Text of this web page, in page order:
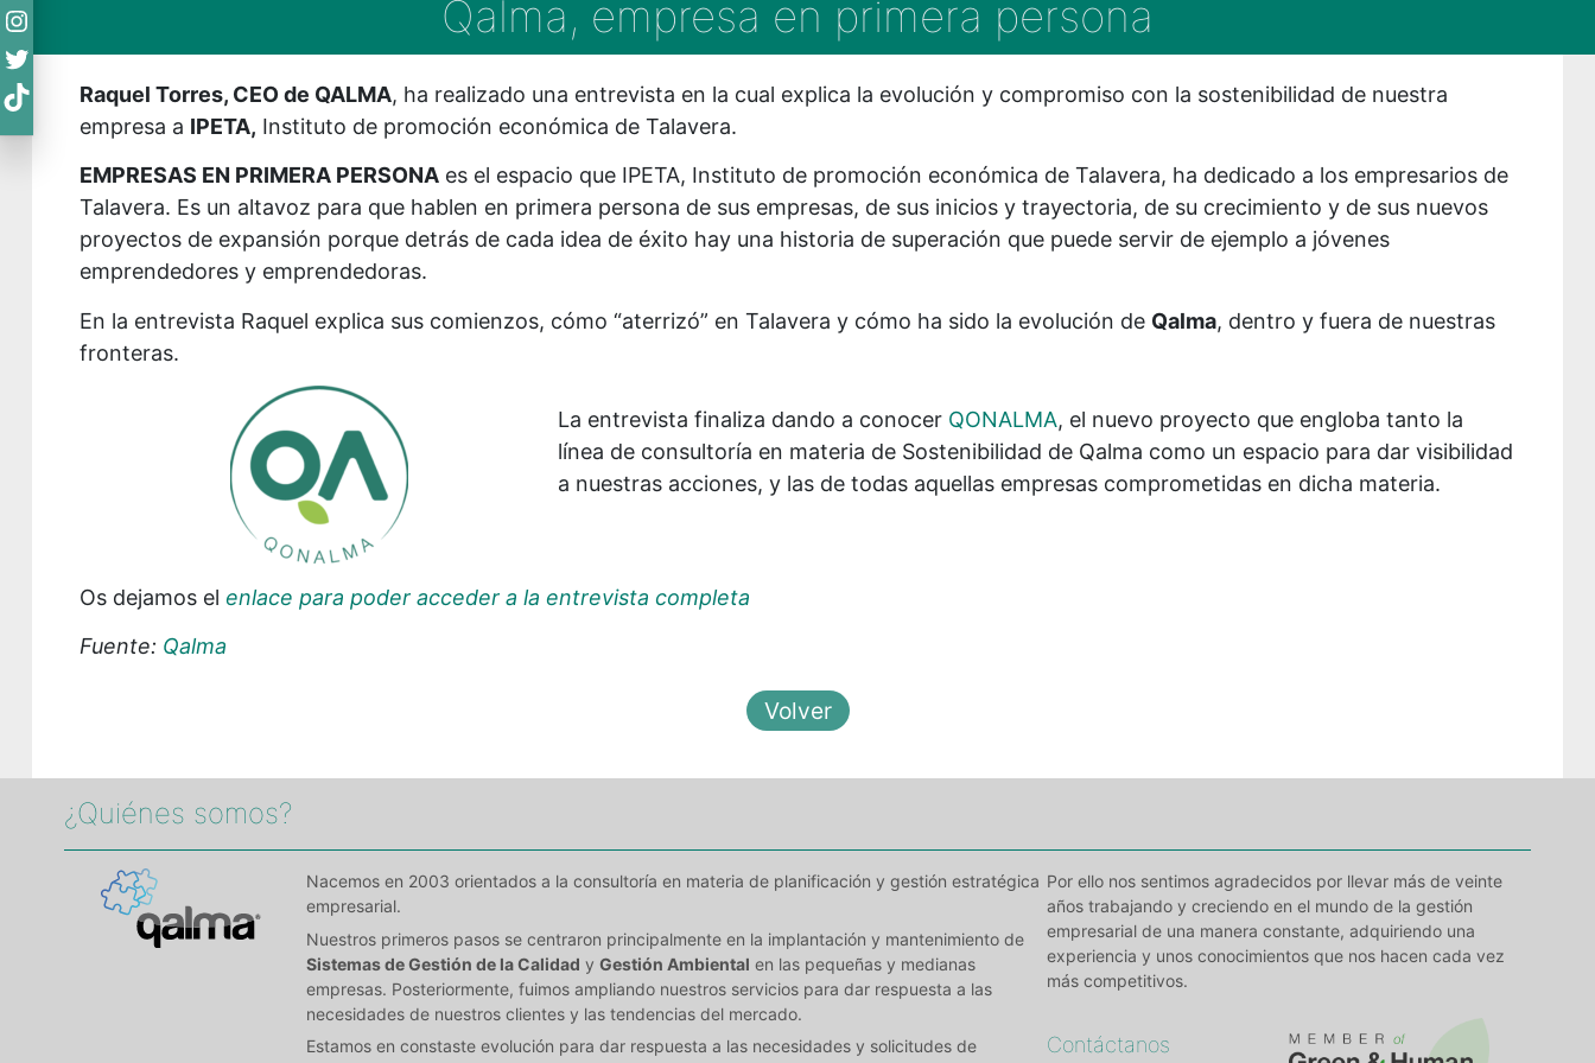
Qalma, empresa en primera persona
Raquel Torres, CEO de QALMA, ha realizado una entrevista en la cual explica la evolución y compromiso con la sostenibilidad de nuestra
empresa a IPETA, Instituto de promoción económica de Talavera.
EMPRESAS EN PRIMERA PERSONA es el espacio que IPETA, Instituto de promoción económica de Talavera, ha dedicado a los empresarios de
Talavera. Es un altavoz para que hablen en primera persona de sus empresas, de sus inicios y trayectoria, de su crecimiento y de sus nuevos
proyectos de expansión porque detrás de cada idea de éxito hay una historia de superación que puede servir de ejemplo a jóvenes
emprendedores y emprendedoras.
En la entrevista Raquel explica sus comienzos, cómo “aterrizó” en Talavera y cómo ha sido la evolución de Qalma, dentro y fuera de nuestras
fronteras.
La entrevista finaliza dando a conocer QONALMA, el nuevo proyecto que engloba tanto la
línea de consultoría en materia de Sostenibilidad de Qalma como un espacio para dar visibilidad
a nuestras acciones, y las de todas aquellas empresas comprometidas en dicha materia.
Os dejamos elenlace para poder acceder a la entrevista completa
Fuente: Qalma
¿Quiénes somos?​
Nacemos en 2003 orientados a la consultoría en materia de planificación y gestión estratégica
empresarial.
Nuestros primeros pasos se centraron principalmente en la implantación y mantenimiento de
Sistemas de Gestión de la Calidad y Gestión Ambiental en las pequeñas y medianas
empresas. Posteriormente, fuimos ampliando nuestros servicios para dar respuesta a las
necesidades de nuestros clientes y las tendencias del mercado.
Estamos en constaste evolución para dar respuesta a las necesidades y solicitudes de
Por ello nos sentimos agradecidos por llevar más de veinte
años trabajando y creciendo en el mundo de la gestión
empresarial de una manera constante, adquiriendo una
experiencia y unos conocimientos que nos hacen cada vez
más competitivos.
Contáctanos
Instagram
Twitter
TikTok